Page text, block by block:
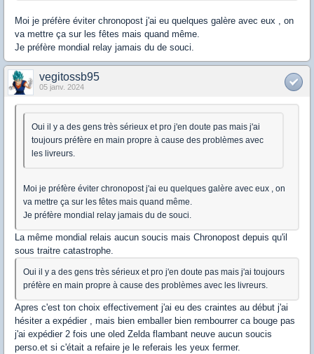
Moi je préfère éviter chronopost j'ai eu quelques galère avec eux , on
va mettre ça sur les fêtes mais quand même.
Je préfère mondial relay jamais du de souci.
vegitossb95
05 janv. 2024
Oui il y a des gens très sérieux et pro j'en doute pas mais j'ai
toujours préfère en main propre à cause des problèmes avec
les livreurs.
Moi je préfère éviter chronopost j'ai eu quelques galère avec eux , on
va mettre ça sur les fêtes mais quand même.
Je préfère mondial relay jamais du de souci.
La même mondial relais aucun soucis mais Chronopost depuis qu'il
sous traitre catastrophe.
Oui il y a des gens très sérieux et pro j'en doute pas mais j'ai toujours
préfère en main propre à cause des problèmes avec les livreurs.
Apres c'est ton choix effectivement j'ai eu des craintes au début j'ai
hésiter a expédier , mais bien emballer bien rembourrer ca bouge pas
j'ai expédier 2 fois une oled Zelda flambant neuve aucun soucis
perso.et si c'était a refaire je le referais les yeux fermer.